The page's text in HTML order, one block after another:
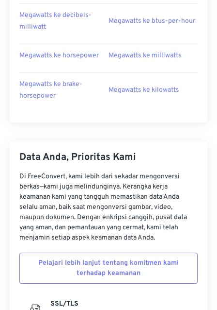
Megawatts ke decibels-
milliwatt
Megawatts ke btus-per-hour
Megawatts ke horsepower Megawatts ke milliwatts
Megawatts ke brake-
horsepower
Megawatts ke kilowatts
Data Anda, Prioritas Kami
Di FreeConvert, kami lebih dari sekadar mengonversi
berkas—kami juga melindunginya. Kerangka kerja
keamanan kami yang tangguh memastikan data Anda
selalu aman, baik saat mengonversi gambar, video,
maupun dokumen. Dengan enkripsi canggih, pusat data
yang aman, dan pemantauan yang cermat, kami telah
menjamin setiap aspek keamanan data Anda.
Pelajari lebih lanjut tentang komitmen kami
terhadap keamanan
SSL/TLS